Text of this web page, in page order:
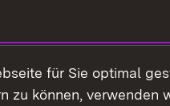
für Sie optimal
zu können, verwenden